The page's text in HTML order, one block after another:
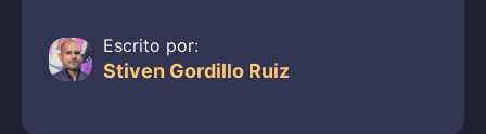
Escrito por:
Stiven Gordillo Ruiz